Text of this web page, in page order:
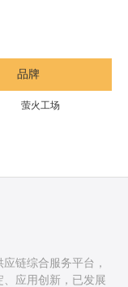
品牌
萤火工场
链综合服务平台，
应用创新，已发展